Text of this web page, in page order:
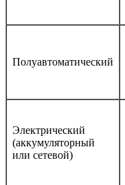
Полуавтоматический
Электрический
(аккумуляторный
или сетевой)